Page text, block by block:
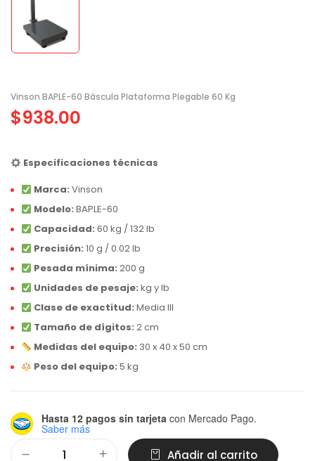
Vinson BAPLE-60 Báscula Plataforma Plegable 60 Kg
$938.00
Especificaciones técnicas
Marca: Vinson
Modelo: BAPLE-60
Capacidad: 60 kg / 132 lb
Precisión: 10 g / 0.02 lb
Pesada mínima: 200 g
Unidades de pesaje: kg y lb
Clase de exactitud: Media III
Tamaño de dígitos: 2 cm
Medidas del equipo: 30 x 40 x 50 cm
Peso del equipo: 5 kg
Hasta 12 pagos sin tarjeta con Mercado Pago.
Saber más
Añadir al carrito